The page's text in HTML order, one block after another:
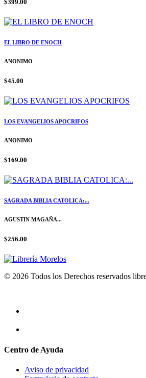
$399.00
EL LIBRO DE ENOCH
ANONIMO
$45.00
LOS EVANGELIOS APOCRIFOS
ANONIMO
$169.00
SAGRADA BIBLIA CATOLICA:...
AGUSTIN MAGAÑA...
$256.00
© 2026 Todos los Derechos reservados
Centro de Ayuda
Aviso de privacidad